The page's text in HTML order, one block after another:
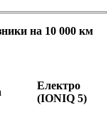
на 10 000 км
Електро
(IONIQ 5)